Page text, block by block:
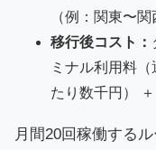
（例：関東〜関
移行後コスト：
ミナル利用料
たり数千円）
月間20回稼働する